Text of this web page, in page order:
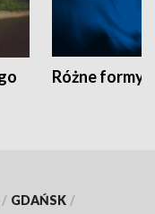
Różne formy
/ GDAŃSK /